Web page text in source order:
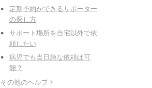
定期予約ができるサポーター
の探し方
サポート場所を自宅以外で依
頼したい
病児でも当日急な依頼は可
能？
その他のヘルプ